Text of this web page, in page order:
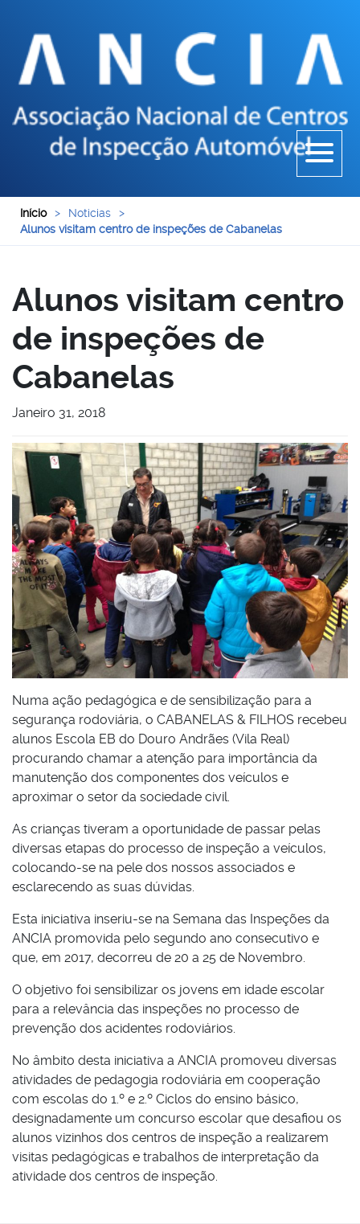
Início > Noticias
>
Alunos visitam centro de inspeções de Cabanelas
Alunos visitam centro
de inspeções de
Cabanelas
Janeiro 31, 2018
Numa ação pedagógica e de sensibilização para a
segurança rodoviária, o CABANELAS & FILHOS recebeu
alunos Escola EB do Douro Andrães (Vila Real)
procurando chamar a atenção para importância da
manutenção dos componentes dos veículos e
aproximar o setor da sociedade civil.
As crianças tiveram a oportunidade de passar pelas
diversas etapas do processo de inspeção a veículos,
colocando-se na pele dos nossos associados e
esclarecendo as suas dúvidas.
Esta iniciativa inseriu-se na Semana das Inspeções da
ANCIA promovida pelo segundo ano consecutivo e
que, em 2017, decorreu de 20 a 25 de Novembro.
O objetivo foi sensibilizar os jovens em idade escolar
para a relevância das inspeções no processo de
prevenção dos acidentes rodoviários.
No âmbito desta iniciativa a ANCIA promoveu diversas
atividades de pedagogia rodoviária em cooperação
com escolas do 1.º e 2.º Ciclos do ensino básico,
designadamente um concurso escolar que desafiou os
alunos vizinhos dos centros de inspeção a realizarem
visitas pedagógicas e trabalhos de interpretação da
atividade dos centros de inspeção.